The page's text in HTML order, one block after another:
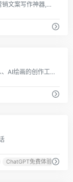
快文CopyDone是必优科技旗下AI原创营销文案写作神器,通过强大的自然语言处理能力,通过输入关键词,快速生成原创的软文,可以发布在各个媒体和自媒体平台,大幅
飞笔AI是一款基于人工智能AI聊天机器人、AI绘画的创作工具，为用户探索用AI技术提升写作效率、AI技术创造令人惊艳的绘画和创作体验。
ChatGPT免费体验